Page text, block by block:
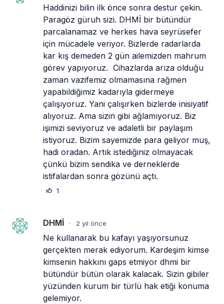
Haddinizi bilin ilk önce sonra destur çekin.
Paragöz güruh sizi. DHMİ bir bütündür
parcalanamaz ve herkes hava seyrüsefer
için mücadele veriyor. Bizlerde radarlarda
kar kış demeden 2 gün ailemizden mahrum
görev yapıyoruz.  Cihazlarda arıza olduğu
zaman vazifemiz olmamasına rağmen
yapabildiğimiz kadarıyla gidermeye
çalışıyoruz. Yani çalışırken bizlerde inisiyatif
alıyoruz. Ama sizin gibi ağlamıyoruz. Biz
işimizi seviyoruz ve adaletli bir paylaşım
istiyoruz. Bizim sayemizde para geliyor muş,
hadi oradan. Artık istediğiniz olmayacak
çünkü bizim sendika ve derneklerde
istifalardan sonra gözünü açtı.
1
DHMİ • 2 yıl önce
Ne kullanarak bu kafayı yaşıyorsunuz
gerçekten merak ediyorum. Kardeşim kimse
kimsenin hakkını gaps etmiyor dhmi bir
bütündür bütün olarak kalacak. Sizin gibiler
yüzünden kurum bir türlü hak etiği konuma
gelemiyor.